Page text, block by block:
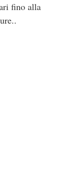
fino alla